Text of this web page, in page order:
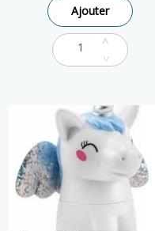
lavable Néobulle. Neobulle
met à profit son expertise «
allaitement maternel » et
son savoir-faire textile en
confortables, doux ,
absorbants, et effet au sec !
Ajouter